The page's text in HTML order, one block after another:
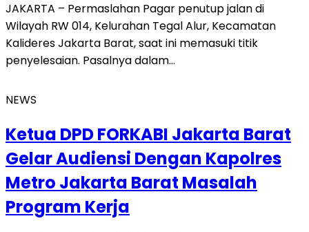
JAKARTA – Permaslahan Pagar penutup jalan di
Wilayah RW 014, Kelurahan Tegal Alur, Kecamatan
Kalideres Jakarta Barat, saat ini memasuki titik
penyelesaian. Pasalnya dalam…
NEWS
Ketua DPD FORKABI Jakarta Barat
Gelar Audiensi Dengan Kapolres
Metro Jakarta Barat Masalah
Program Kerja